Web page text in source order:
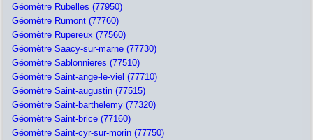
Géomètre Rubelles (77950)
Géomètre Rumont (77760)
Géomètre Rupereux (77560)
Géomètre Saacy-sur-marne (77730)
Géomètre Sablonnieres (77510)
Géomètre Saint-ange-le-viel (77710)
Géomètre Saint-augustin (77515)
Géomètre Saint-barthelemy (77320)
Géomètre Saint-brice (77160)
Géomètre Saint-cyr-sur-morin (77750)